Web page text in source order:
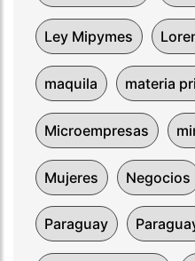
Ley Mipymes
maquila materia
Microempresas
Mujeres Negocios
Paraguay